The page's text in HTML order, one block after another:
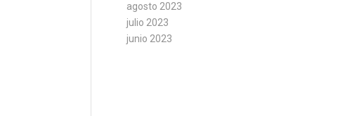
agosto 2023
julio 2023
junio 2023